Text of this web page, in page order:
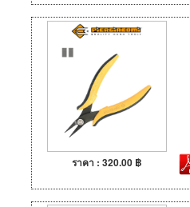
ราคา : 320.00 ฿